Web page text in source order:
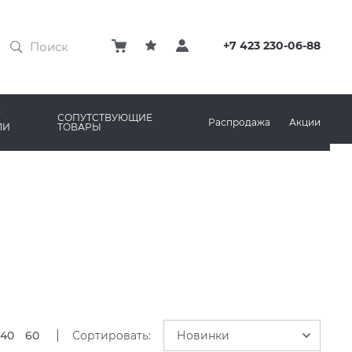
+7 423 230-06-88
MARAZZI
СОПУТСТВУЮЩИЕ
ТОВАРЫ
КЛЕЙ
СИСТЕМА ВЫРАВНИВАНИЯ
Распродажа Акции
40 60 Сортировать: Новинки